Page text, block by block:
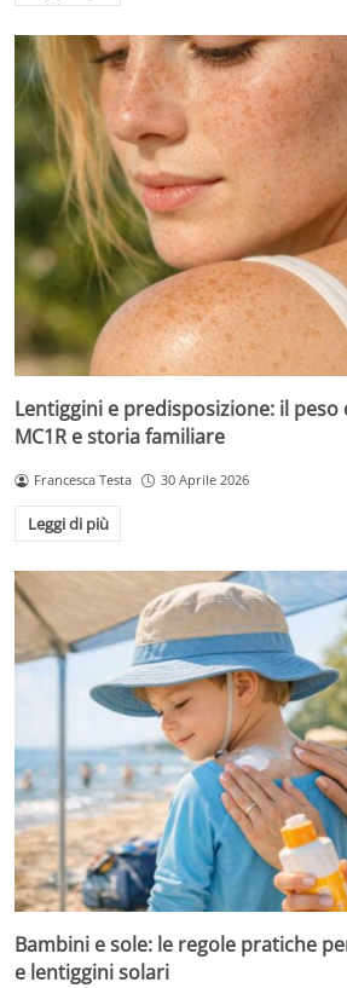
Lentiggini e predisposizione: il
MC1R e storia familiare
Francesca Testa 30 Aprile 2026
Leggi di più
Bambini e sole: le regole pratiche
e lentiggini solari